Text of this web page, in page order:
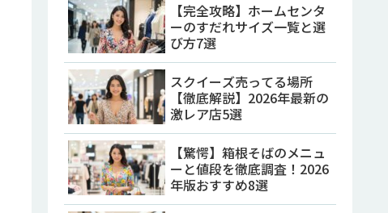
【完全攻略】ホームセンタ
ーのすだれサイズ一覧と選
び方7選
スクイーズ売ってる場所
【徹底解説】2026年最新の
激レア店5選
【驚愕】箱根そばのメニュ
ーと値段を徹底調査！2026
年版おすすめ8選